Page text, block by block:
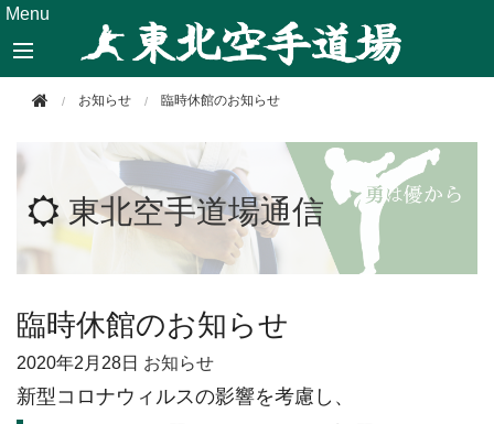
Menu
お知らせ 臨時休館のお知らせ
東北空手道場通信
臨時休館のお知らせ
2020年2月28日 お知らせ
新型コロナウィルスの影響を考慮し、